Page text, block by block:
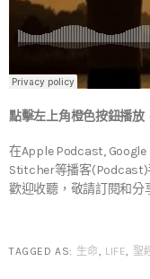
點擊左上角橙色按鈕播放
在Apple Podcast,
Stitcher等播客(Podcast)
歡迎收聽，敬請訂閱和分
TAGGED AS: 生命, LIFE, 聖